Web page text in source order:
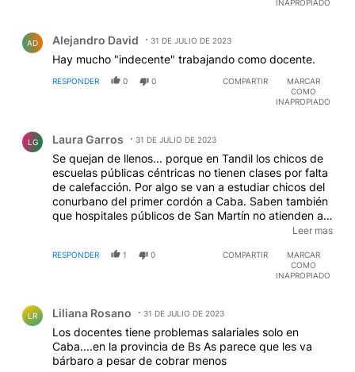
INAPROPIADO
AD Alejandro David 31 DE JULIO DE 2023
Hay mucho "indecente" trabajando como docente.
RESPONDER 0 0 COMPARTIR
MARCAR
COMO
INAPROPIADO
LG Laura Garros 31 DE JULIO DE 2023
Se quejan de llenos... porque en Tandil los chicos de
escuelas públicas céntricas no tienen clases por falta
de calefacción. Por algo se van a estudiar chicos del
conurbano del primer cordón a Caba. Saben también
que hospitales públicos de San Martín no atienden a
pacientes que vienen del interior de la provincia???
dirección se condice con el partido. Una vergüenza.
Leer mas
RESPONDER 1 0 COMPARTIR
MARCAR
COMO
INAPROPIADO
LR Liliana Rosano 31 DE JULIO DE 2023
Los docentes tiene problemas salariales solo en
Caba....en la provincia de Bs As parece que les va
bárbaro a pesar de cobrar menos